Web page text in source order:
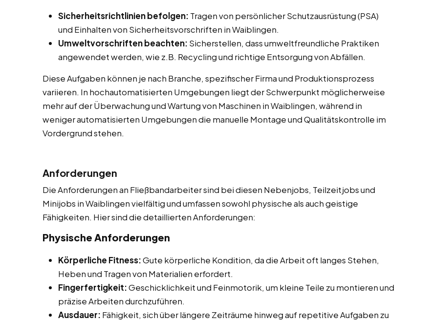
Sicherheitsrichtlinien befolgen: Tragen von persönlicher Schutzausrüstung (PSA)
und Einhalten von Sicherheitsvorschriften in Waiblingen.
Umweltvorschriften beachten: Sicherstellen, dass umweltfreundliche Praktiken
angewendet werden, wie z.B. Recycling und richtige Entsorgung von Abfällen.
Diese Aufgaben können je nach Branche, spezifischer Firma und Produktionsprozess
variieren. In hochautomatisierten Umgebungen liegt der Schwerpunkt möglicherweise
mehr auf der Überwachung und Wartung von Maschinen in Waiblingen, während in
weniger automatisierten Umgebungen die manuelle Montage und Qualitätskontrolle im
Vordergrund stehen.
Anforderungen
Die Anforderungen an Fließbandarbeiter sind bei diesen Nebenjobs, Teilzeitjobs und
Minijobs in Waiblingen vielfältig und umfassen sowohl physische als auch geistige
Fähigkeiten. Hier sind die detaillierten Anforderungen:
Physische Anforderungen
Körperliche Fitness:Gute körperliche Kondition, da die Arbeit oft langes Stehen,
Heben und Tragen von Materialien erfordert.
Fingerfertigkeit:Geschicklichkeit und Feinmotorik, um kleine Teile zu montieren und
präzise Arbeiten durchzuführen.
Ausdauer: Fähigkeit, sich über längere Zeiträume hinweg auf repetitive Aufgaben zu